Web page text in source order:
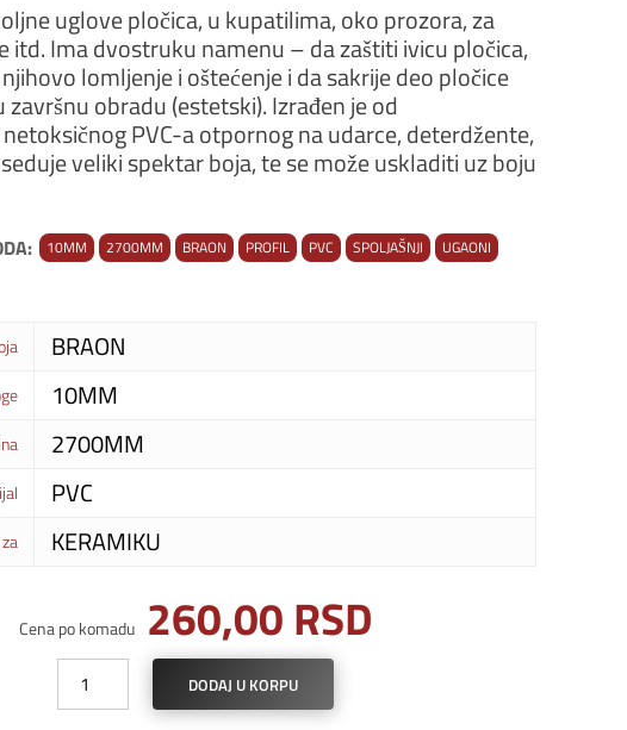
uglove pločica, u kupatilima, oko prozora, za
itd. Ima dvostruku namenu – da zaštiti ivicu pločica,
lomljenje i oštećenje i da sakrije deo pločice
obradu (estetski). Izrađen je od
PVC-a otpornog na udarce, deterdžente,
veliki spektar boja, te se može uskladiti uz boju
10MM 2700MM BRAON PROFIL PVC SPOLJAŠNJI
UGAONI
BRAON
10MM
2700MM
PVC
KERAMIKU
Cena po komadu 260,00RSD
profil
DODAJ U KORPU